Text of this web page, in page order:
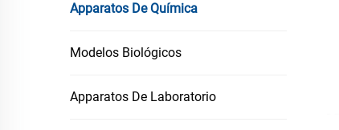
Apparatos De Química
Modelos Biológicos
Apparatos De Laboratorio